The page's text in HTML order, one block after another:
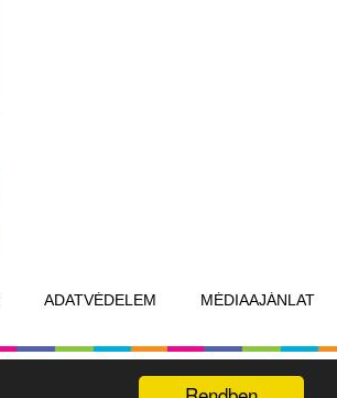
ADATVÉDELEM MÉDIAAJÁNLAT